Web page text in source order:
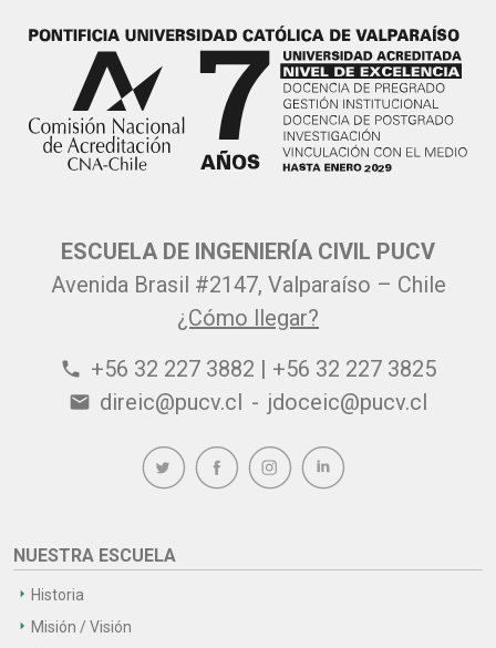
ESCUELA DE INGENIERÍA CIVIL PUCV
Avenida Brasil #2147, Valparaíso – Chile
¿Cómo llegar?
phone +56 32 227 3882 | +56 32 227 3825
email direic@pucv.cl - jdoceic@pucv.cl
NUESTRA ESCUELA
Historia
Misión / Visión